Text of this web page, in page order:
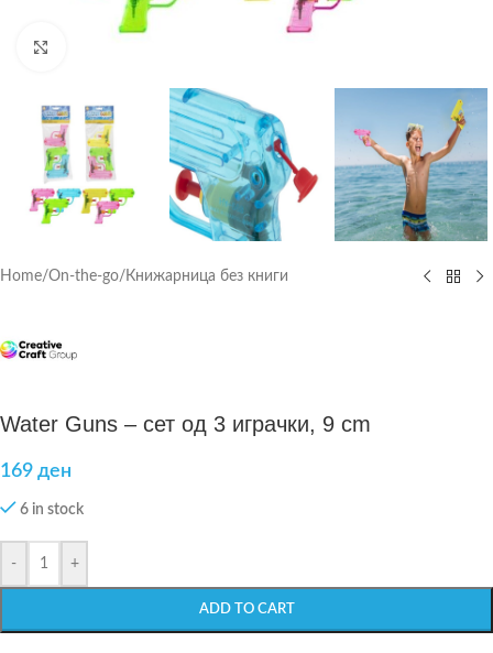
Home/On-the-go/ Книжарница без книги
Water Guns – сет од 3 играчки, 9 cm
169 ден
6 in stock
- +
ADD TO CART